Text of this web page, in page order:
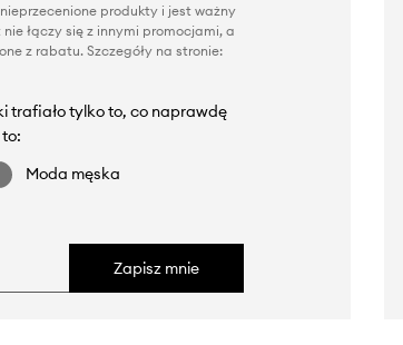
produkty i jest ważny
łączy się z innymi promocjami, a
z rabatu. Szczegóły na stronie:
trafiało tylko to, co naprawdę
Moda męska
Zapisz mnie